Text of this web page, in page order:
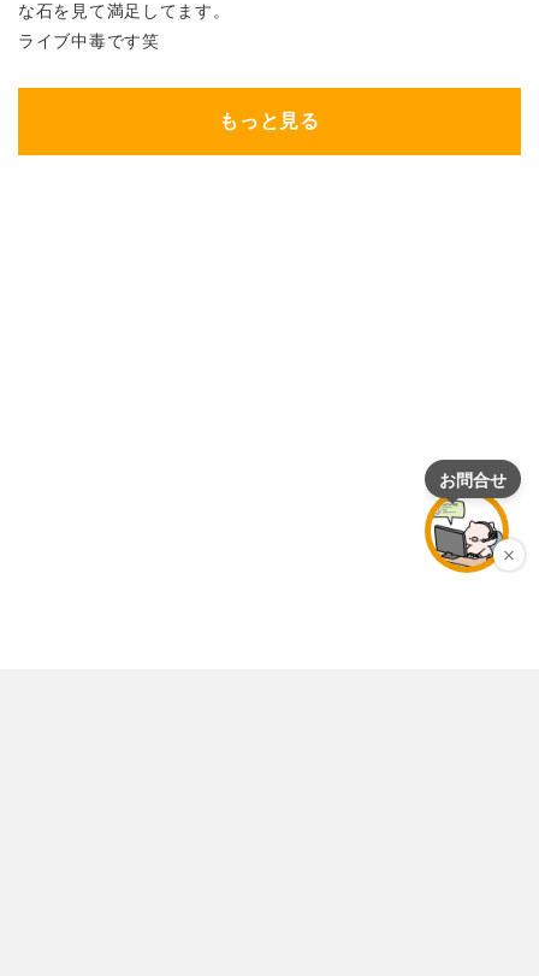
な石を見て満足してます。
ライブ中毒です笑
もっと見る